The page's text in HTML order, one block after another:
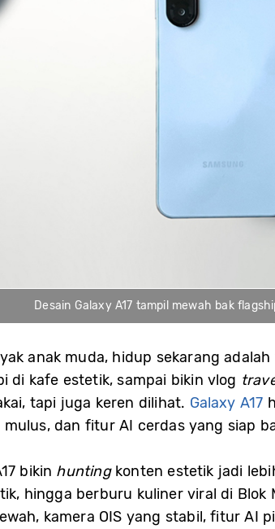
Desain Galaxy A17 tampil mewah bak
anak muda, hidup sekarang
di kafe estetik, sampai bikin vlog
tapi juga keren dilihat. Galaxy A17
mulus, dan fitur AI cerdas yang siap
bikin huntingkonten estetik jadi
hingga berburu kuliner viral di
kamera OIS yang stabil, fitur AI